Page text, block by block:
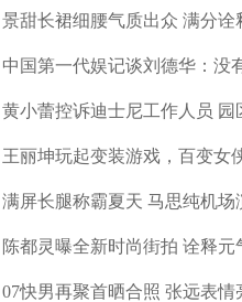
王丽坤玩起变装游戏，百变女
陈都灵曝全新时尚街拍 诠释元
07快男再聚首晒合照 张远表情